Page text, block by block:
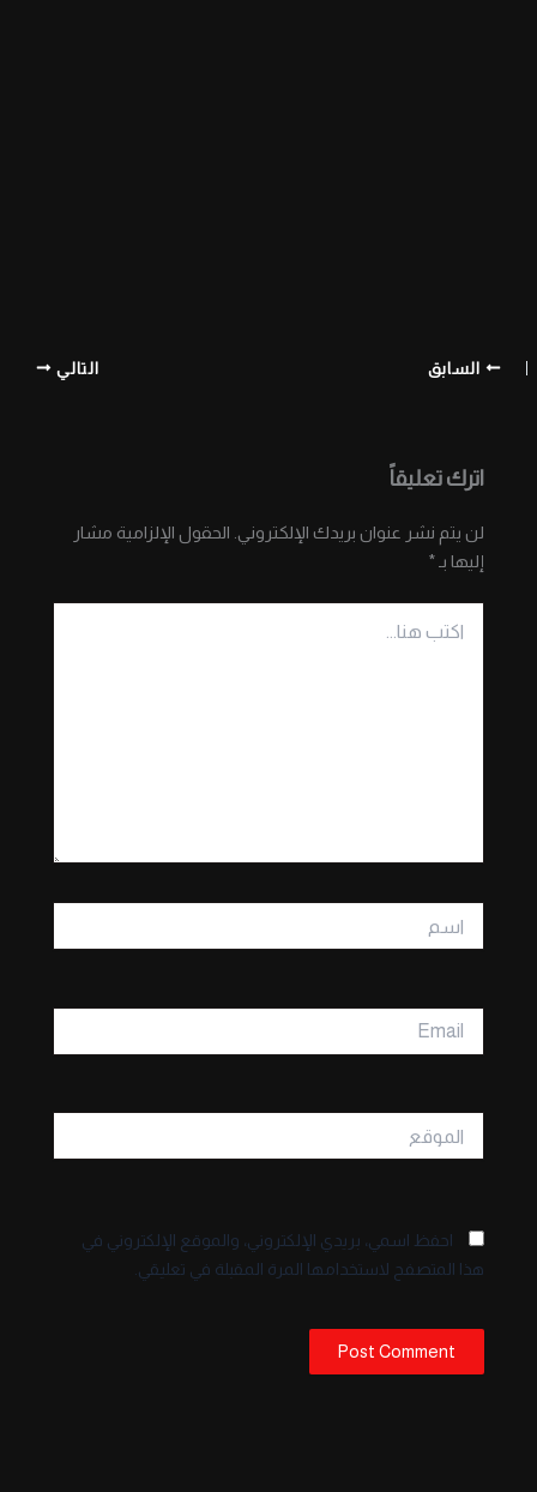
السابق التالي
اترك تعليقاً
لن يتم نشر عنوان بريدك الإلكتروني. الحقول الإلزامية مشار
إليها بـ*
هنا...
احفظ اسمي، بريدي الإلكتروني، والموقع الإلكتروني في
هذا المتصفح لاستخدامها المرة المقبلة في تعليقي.